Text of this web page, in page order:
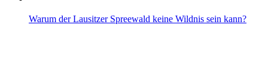
Warum der Lausitzer Spreewald keine Wildnis sein kann?